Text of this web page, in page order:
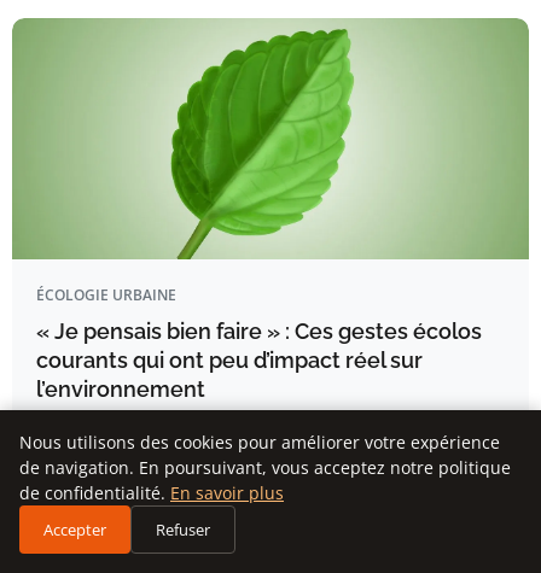
ÉCOLOGIE URBAINE
« Je pensais bien faire » : Ces gestes écolos
courants qui ont peu d’impact réel sur
l’environnement
quotidiens créent un faux…
Emma Lemaire
Nous utilisons des cookies pour améliorer votre expérience
de navigation. En poursuivant, vous acceptez notre politique
de confidentialité. En savoir plus
Accepter Refuser